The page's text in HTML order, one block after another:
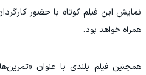
نمایش این فیلم کوتاه با حضور
همراه خواهد بود.
همچنین فیلم بلندی با عنوان